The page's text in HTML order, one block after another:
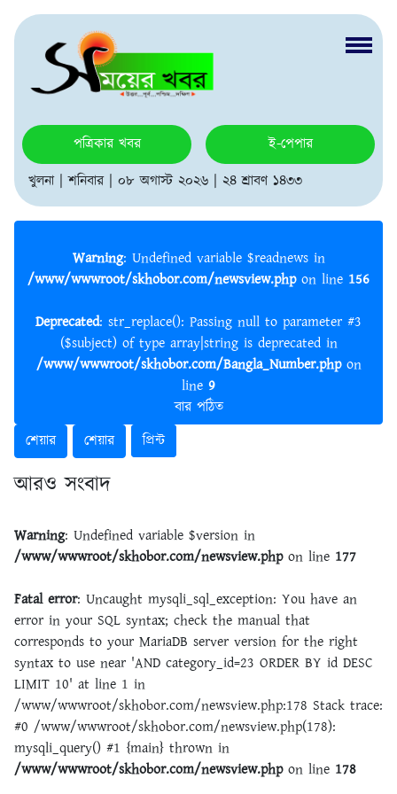
পত্রিকার খবর
ই-পেপার
খুলনা | শনিবার | ০৮ অগাস্ট ২০২৬ | ২৪ শ্রাবণ ১৪৩৩
Warning : Undefined variable $readnews in
/www/wwwroot/skhobor.com/newsview.phpon line 156
Deprecated: str_replace(): Passing null to parameter #3
($subject) of type array|string is deprecated in
/www/wwwroot/skhobor.com/Bangla_Number.phpon
line 9
বার পঠিত
শেয়ার
শেয়ার প্রিন্ট
আরও সংবাদ
Warning: Undefined variable $version in
/www/wwwroot/skhobor.com/newsview.phpon line 177
Fatal error: Uncaught mysqli_sql_exception: You have an
error in your SQL syntax; check the manual that
corresponds to your MariaDB server version for the right
syntax to use near 'AND category_id=23 ORDER BY id DESC
LIMIT 10' at line 1 in
/www/wwwroot/skhobor.com/newsview.php:178 Stack trace:
#0 /www/wwwroot/skhobor.com/newsview.php(178):
mysqli_query() #1 {main} thrown in
/www/wwwroot/skhobor.com/newsview.phpon line 178